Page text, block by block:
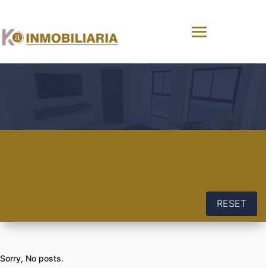
RESET
Sorry, No posts.